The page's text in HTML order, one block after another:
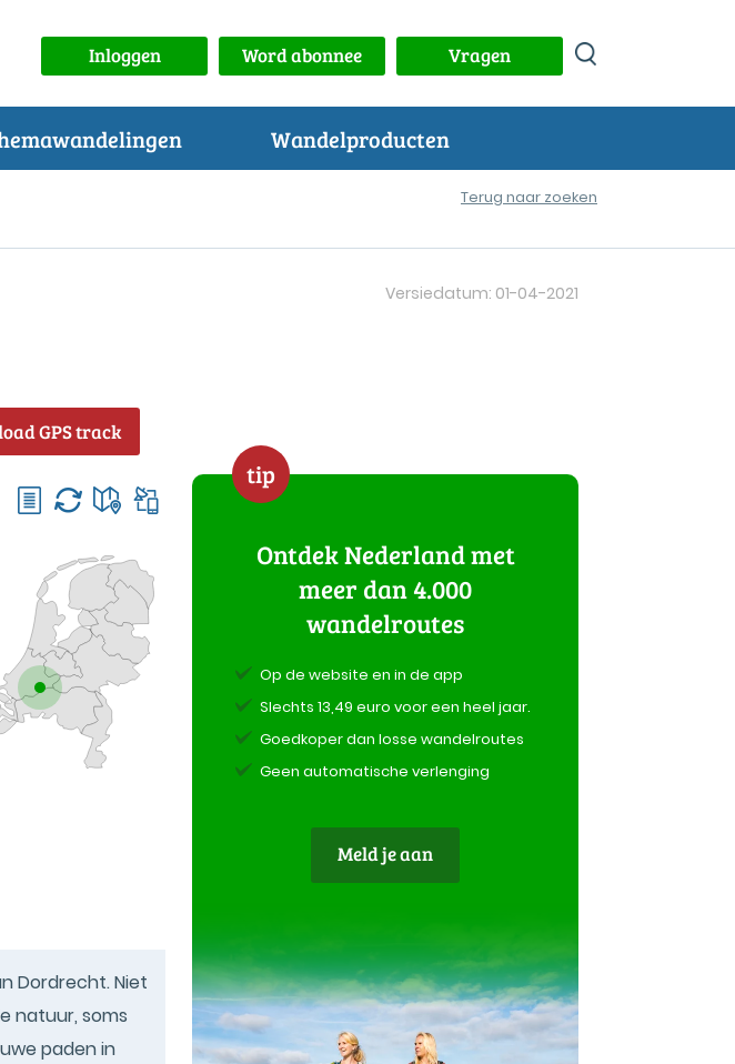
Inloggen Word abonnee Vragen
Wandelproducten
Terug naar zoeken
Versiedatum: 01-04-2021
GPS track
Dordrecht. Niet
natuur, soms
paden in
tip
Ontdek Nederland met
meer dan 4.000
wandelroutes
Op de website en in de app
Slechts 13,49 euro voor een heel jaar.
Goedkoper dan losse wandelroutes
Geen automatische verlenging
Meld je aan